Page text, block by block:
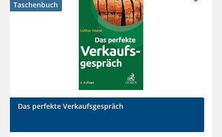
Taschenbuch
Das perfekte Verkaufsgespräch